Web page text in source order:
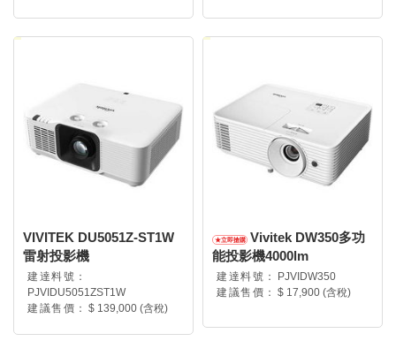
VIVITEK DU5051Z-ST1W
雷射投影機
建達料號：
PJVIDU5051ZST1W
建議售價： $ 139,000 (含稅)
Vivitek DW350多功
能投影機4000lm
建達料號：
PJVIDW350
建議售價： $ 17,900 (含稅)